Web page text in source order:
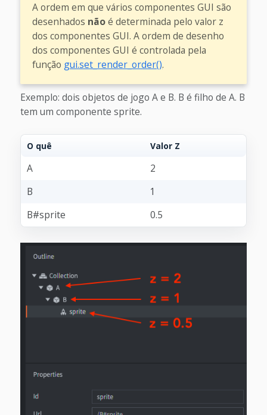
A ordem em que vários componentes GUI são
desenhados nãoé determinada pelo valor z
dos componentes GUI. A ordem de desenho
dos componentes GUI é controlada pela
função gui.set_render_order().
Exemplo: dois objetos de jogo A e B. B é filho de A. B
tem um componente sprite.
O quê Valor Z
A
2
B
1
B#sprite
0.5